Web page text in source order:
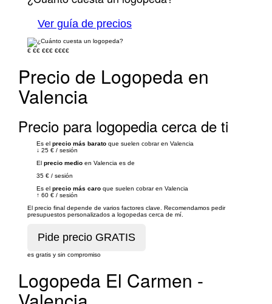
Ver guía de precios
€ €€ €€€ €€€€
Precio de Logopeda en
Valencia
Precio para logopedia cerca de ti
Es el precio más barato que suelen cobrar en Valencia
↓ 25 € / sesión
El precio medio en Valencia es de
35 € / sesión
Es el precio más caro que suelen cobrar en Valencia
↑ 60 € / sesión
El precio final depende de varios factores clave. Recomendamos pedir
presupuestos personalizados a logopedas cerca de mí.
es gratis y sin compromiso
Logopeda El Carmen -